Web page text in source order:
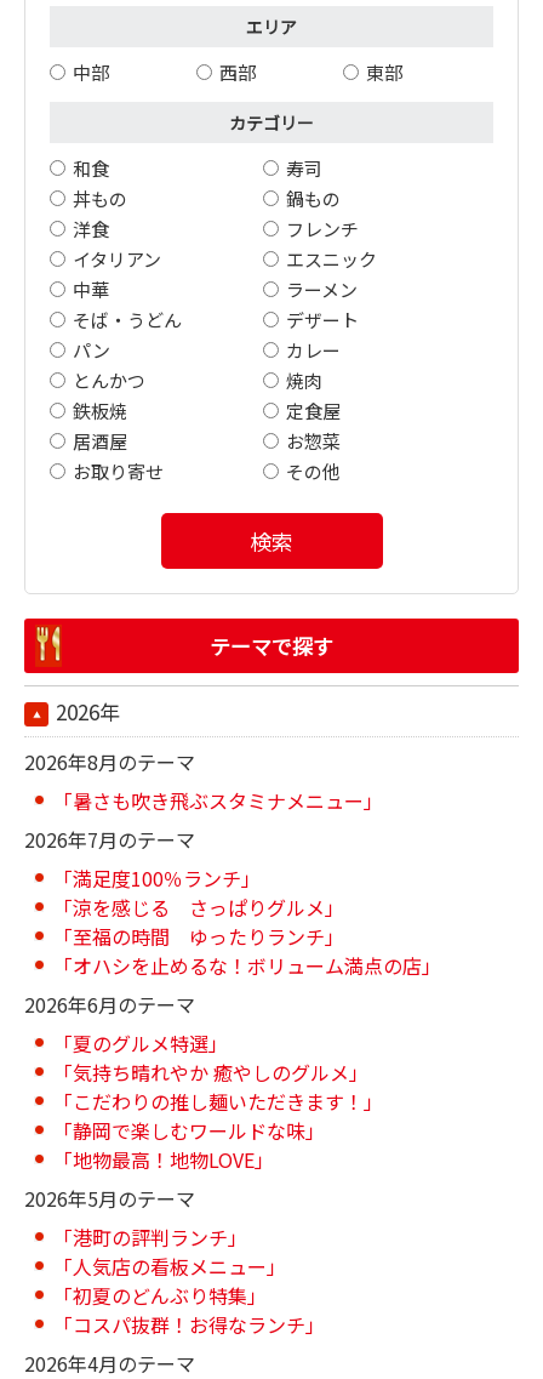
エリア
中部 西部 東部
カテゴリー
和食
寿司
丼もの
鍋もの
洋食
フレンチ
イタリアン
エスニック
中華
ラーメン
そば・うどん
デザート
パン
カレー
とんかつ
焼肉
鉄板焼
定食屋
居酒屋
お惣菜
お取り寄せ
その他
検索
テーマで探す
2026年
2026年8月のテーマ
「暑さも吹き飛ぶスタミナメニュー」
2026年7月のテーマ
「満足度100％ランチ」
「涼を感じる さっぱりグルメ」
「至福の時間 ゆったりランチ」
「オハシを止めるな！ボリューム満点の店」
2026年6月のテーマ
「夏のグルメ特選」
「気持ち晴れやか 癒やしのグルメ」
「こだわりの推し麺いただきます！」
「静岡で楽しむワールドな味」
「地物最高！地物LOVE」
2026年5月のテーマ
「港町の評判ランチ」
「人気店の看板メニュー」
「初夏のどんぶり特集」
「コスパ抜群！お得なランチ」
2026年4月のテーマ